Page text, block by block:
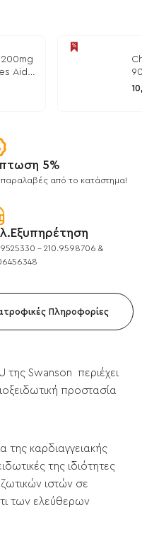
Aid
/
5%
παραλαβές από το κατάστημα!
- 210.9598706 &
Πληροφορίες
της Swanson περιέχει
προστασία
της καρδιαγγειακής
της ιδιότητες
ιστών σε
των ελεύθερων